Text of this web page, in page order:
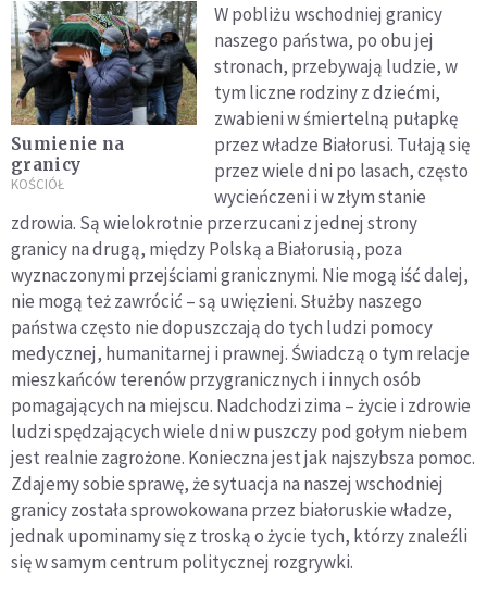
Sumienie na
granicy
KOŚCIÓŁ
W pobliżu wschodniej granicy
naszego państwa, po obu jej
stronach, przebywają ludzie, w
tym liczne rodziny z dziećmi,
zwabieni w śmiertelną pułapkę
przez władze Białorusi. Tułają się
przez wiele dni po lasach, często
wycieńczeni i w złym stanie
zdrowia. Są wielokrotnie przerzucani z jednej strony
granicy na drugą, między Polską a Białorusią, poza
wyznaczonymi przejściami granicznymi. Nie mogą iść dalej,
nie mogą też zawrócić – są uwięzieni. Służby naszego
państwa często nie dopuszczają do tych ludzi pomocy
medycznej, humanitarnej i prawnej. Świadczą o tym relacje
mieszkańców terenów przygranicznych i innych osób
pomagających na miejscu. Nadchodzi zima – życie i zdrowie
ludzi spędzających wiele dni w puszczy pod gołym niebem
jest realnie zagrożone. Konieczna jest jak najszybsza pomoc.
Zdajemy sobie sprawę, że sytuacja na naszej wschodniej
granicy została sprowokowana przez białoruskie władze,
jednak upominamy się z troską o życie tych, którzy znaleźli
się w samym centrum politycznej rozgrywki.